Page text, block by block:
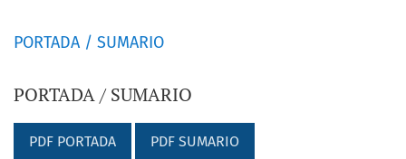
PORTADA / SUMARIO
PORTADA / SUMARIO
PDF PORTADA PDF SUMARIO